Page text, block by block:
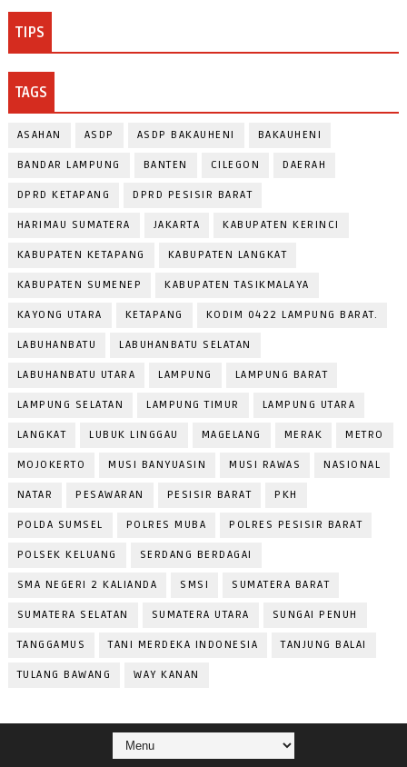
TIPS
TAGS
ASAHAN ASDP ASDP BAKAUHENI BAKAUHENI
BANDAR LAMPUNG BANTEN CILEGON DAERAH
DPRD KETAPANG DPRD PESISIR BARAT
HARIMAU SUMATERA JAKARTA KABUPATEN KERINCI
KABUPATEN KETAPANG KABUPATEN LANGKAT
KABUPATEN SUMENEP KABUPATEN TASIKMALAYA
KAYONG UTARA KETAPANG KODIM 0422 LAMPUNG BARAT.
LABUHANBATU LABUHANBATU SELATAN
LABUHANBATU UTARA LAMPUNG LAMPUNG BARAT
LAMPUNG SELATAN LAMPUNG TIMUR LAMPUNG UTARA
LANGKAT LUBUK LINGGAU MAGELANG MERAK METRO
MOJOKERTO MUSI BANYUASIN MUSI RAWAS NASIONAL
NATAR PESAWARAN PESISIR BARAT PKH
POLDA SUMSEL POLRES MUBA POLRES PESISIR BARAT
POLSEK KELUANG SERDANG BERDAGAI
SMA NEGERI 2 KALIANDA SMSI SUMATERA BARAT
SUMATERA SELATAN SUMATERA UTARA SUNGAI PENUH
TANGGAMUS TANI MERDEKA INDONESIA TANJUNG BALAI
TULANG BAWANG WAY KANAN